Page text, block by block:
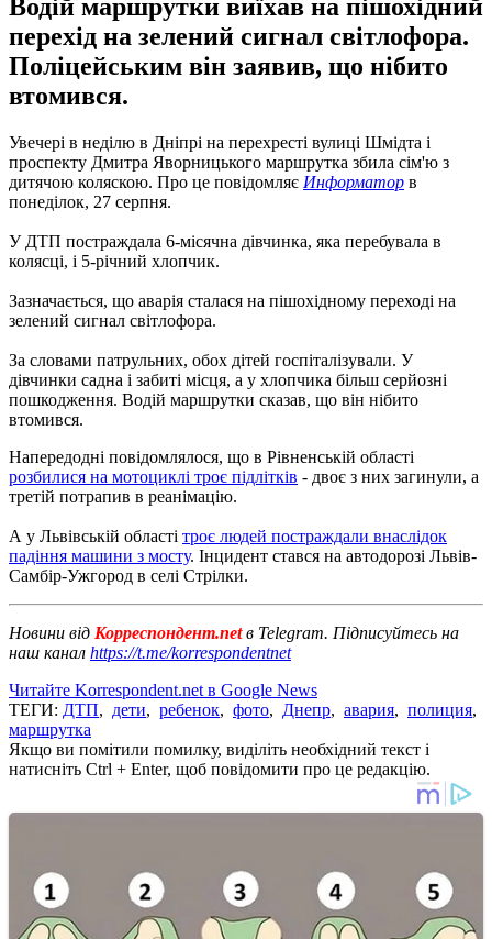
Водій маршрутки виїхав на пішохідний
перехід на зелений сигнал світлофора.
Поліцейським він заявив, що нібито
втомився.
Увечері в неділю в Дніпрі на перехресті вулиці Шмідта і
проспекту Дмитра Яворницького маршрутка збила сім'ю з
дитячою коляскою. Про це повідомляє Информатор в
понеділок, 27 серпня.
У ДТП постраждала 6-місячна дівчинка, яка перебувала в
колясці, і 5-річний хлопчик.
Зазначається, що аварія сталася на пішохідному переході на
зелений сигнал світлофора.
За словами патрульних, обох дітей госпіталізували. У
дівчинки садна і забиті місця, а у хлопчика більш серйозні
пошкодження. Водій маршрутки сказав, що він нібито
втомився.
Напередодні повідомлялося, що в Рівненській області
розбилися на мотоциклі троє підлітків - двоє з них загинули, а
третій потрапив в реанімацію.
А у Львівській області троє людей постраждали внаслідок
падіння машини з мосту. Інцидент стався на автодорозі Львів-
Самбір-Ужгород в селі Стрілки.
Новини від Корреспондент.netв Telegram. Підписуйтесь на
наш канал https://t.me/korrespondentnet
Читайте Korrespondent.net в Google News
ТЕГИ: ДТП, дети, ребенок, фото, Днепр, авария, полиция,
маршрутка
Якщо ви помітили помилку, виділіть необхідний текст і
натисніть Ctrl + Enter, щоб повідомити про це редакцію.